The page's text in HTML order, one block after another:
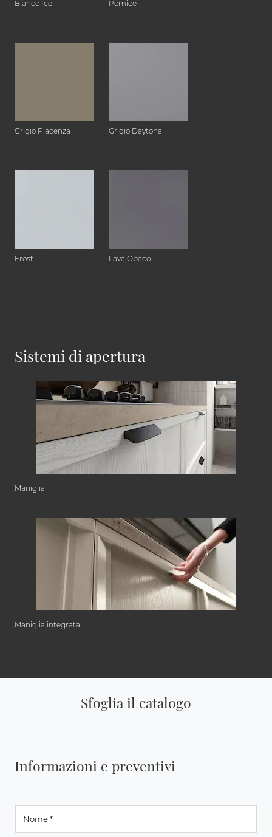
Bianco Ice Pomice
Grigio Piacenza Grigio Daytona
Frost Lava Opaco
Sistemi di apertura
Maniglia
Maniglia integrata
Sfoglia il catalogo
Informazioni e preventivi